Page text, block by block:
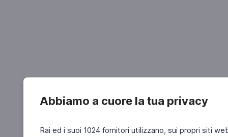
Abbiamo a cuore la tua privacy
Rai ed i suoi 1024 fornitori utilizzano, sui propri siti